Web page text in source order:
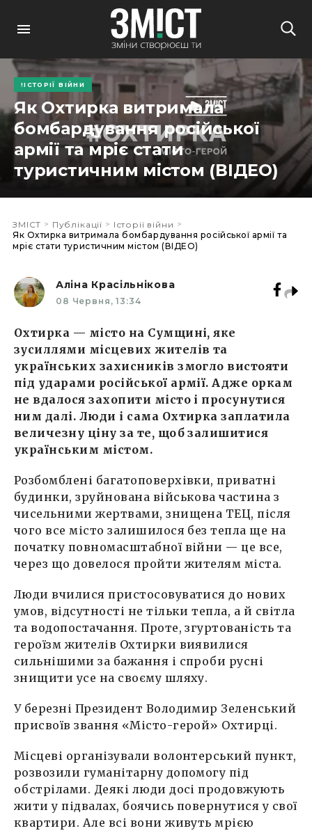
ІСТОРІЇ ВІЙНИ
Як Охтирка витримала
бомбардування російської
армії та мріє стати
туристичним містом (ВІДЕО)
ЗМІСТ > Публікації > Історії війни >
Як Охтирка витримала бомбардування російської армії та
мріє стати туристичним містом (ВІДЕО)
Аліна Красільнікова
08 Червня, 13:34
Охтирка — місто на Сумщині, яке
зусиллями місцевих жителів та
українських захисників змогло вистояти
під ударами російської армії. Адже оркам
не вдалося захопити місто і просунутися
ним далі. Люди і сама Охтирка заплатила
величезну ціну за те, щоб залишитися
українським містом.
Розбомблені багатоповерхівки, приватні
будинки, зруйнована військова частина з
чисельними жертвами, знищена ТЕЦ, після
чого все місто залишилося без тепла ще на
початку повномасштабної війни — це все,
через що довелося пройти жителям міста.
Люди вчилися пристосовуватися до нових
умов, відсутності не тільки тепла, а й світла
та водопостачання. Проте, згуртованість та
героїзм жителів Охтирки виявилися
сильнішими за бажання і спроби русні
знищити усе на своєму шляху.
У березні Президент Володимир Зеленський
присвоїв звання «Місто-герой» Охтирці.
Місцеві організували волонтерський пункт,
розвозили гуманітарну допомогу під
обстрілами. Деякі люди досі продовжують
жити у підвалах, боячись повернутися у свої
квартири. Але всі вони живуть мрією